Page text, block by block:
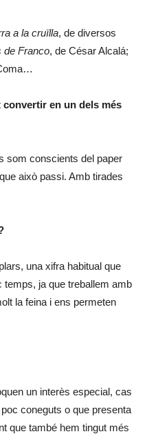
a la cruïlla, de diversos
de Franco, de César Alcalá;
en un dels més
som conscients del paper
això passi. Amb tirades
una xifra habitual que
temps, ja que treballem amb
la feina i ens permeten
un interès especial, cas
coneguts o que presenta
que també hem tingut més